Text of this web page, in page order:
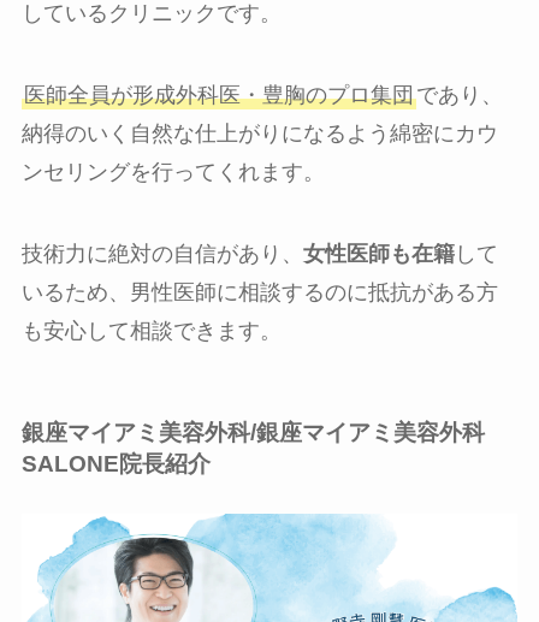
しているクリニックです。
医師全員が形成外科医・豊胸のプロ集団であり、
納得のいく自然な仕上がりになるよう綿密にカウ
ンセリングを行ってくれます。
技術力に絶対の自信があり、 女性医師も在籍して
いるため、男性医師に相談するのに抵抗がある方
も安心して相談できます。
銀座マイアミ美容外科/銀座マイアミ美容外科
SALONE院長紹介